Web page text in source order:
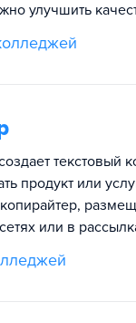
улучшить
текстовый
продукт или
или в